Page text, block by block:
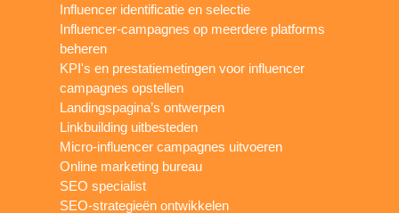
Influencer identificatie en selectie
Influencer-campagnes op meerdere platforms
beheren
KPI's en prestatiemetingen voor influencer
campagnes opstellen
Landingspagina’s ontwerpen
Linkbuilding uitbesteden
Micro-influencer campagnes uitvoeren
Online marketing bureau
SEO specialist
SEO-strategieën ontwikkelen